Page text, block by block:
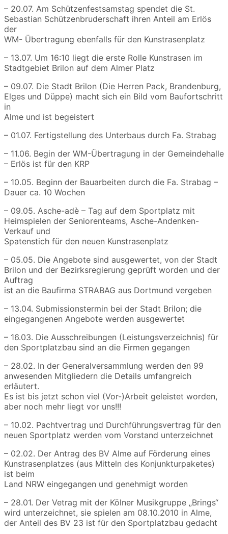
– 20.07. Am Schützenfestsamstag spendet die St.
Sebastian Schützenbruderschaft ihren Anteil am Erlös
der
WM- Übertragung ebenfalls für den Kunstrasenplatz
– 13.07. Um 16:10 liegt die erste Rolle Kunstrasen im
Stadtgebiet Brilon auf dem Almer Platz
– 09.07. Die Stadt Brilon (Die Herren Pack, Brandenburg,
Elges und Düppe) macht sich ein Bild vom Baufortschritt
in
Alme und ist begeistert
– 01.07. Fertigstellung des Unterbaus durch Fa. Strabag
– 11.06. Begin der WM-Übertragung in der Gemeindehalle
– Erlös ist für den KRP
– 10.05. Beginn der Bauarbeiten durch die Fa. Strabag –
Dauer ca. 10 Wochen
– 09.05. Asche-adè – Tag auf dem Sportplatz mit
Heimspielen der Seniorenteams, Asche-Andenken-
Verkauf und
Spatenstich für den neuen Kunstrasenplatz
– 05.05. Die Angebote sind ausgewertet, von der Stadt
Brilon und der Bezirksregierung geprüft worden und der
Auftrag
ist an die Baufirma STRABAG aus Dortmund vergeben
– 13.04. Submissionstermin bei der Stadt Brilon; die
eingegangenen Angebote werden ausgewertet
– 16.03. Die Ausschreibungen (Leistungsverzeichnis) für
den Sportplatzbau sind an die Firmen gegangen
– 28.02. In der Generalversammlung werden den 99
anwesenden Mitgliedern die Details umfangreich
erläutert.
Es ist bis jetzt schon viel (Vor-)Arbeit geleistet worden,
aber noch mehr liegt vor uns!!!
– 10.02. Pachtvertrag und Durchführungsvertrag für den
neuen Sportplatz werden vom Vorstand unterzeichnet
– 02.02. Der Antrag des BV Alme auf Förderung eines
Kunstrasenplatzes (aus Mitteln des Konjunkturpaketes)
ist beim
Land NRW eingegangen und genehmigt worden
– 28.01. Der Vetrag mit der Kölner Musikgruppe „Brings“
wird unterzeichnet, sie spielen am 08.10.2010 in Alme,
der Anteil des BV 23 ist für den Sportplatzbau gedacht